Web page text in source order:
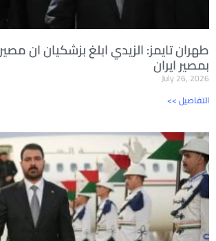
طهران تايمز: الزيدي ابلغ بزشكيان ان
بمصير ايران
July 26, 2026
<< التفاصيل